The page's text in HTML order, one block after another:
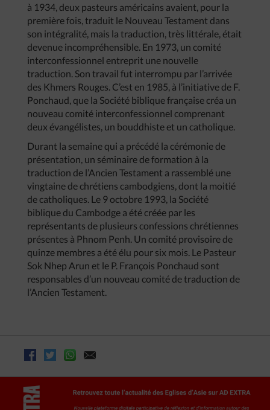
à 1934, deux pasteurs américains avaient, pour la
première fois, traduit le Nouveau Testament dans
son intégralité, mais la traduction, très littérale, était
devenue incompréhensible. En 1973, un comité
interconfessionnel entreprit une nouvelle
traduction. Son travail fut interrompu par l’arrivée
des Khmers Rouges. C’est en 1985, à l’initiative de F.
Ponchaud, que la Société biblique française créa un
nouveau comité interconfessionnel comprenant
deux évangélistes, un bouddhiste et un catholique.
Durant la semaine qui a précédé la cérémonie de
présentation, un séminaire de formation à la
traduction de l’Ancien Testament a rassemblé une
vingtaine de chrétiens cambodgiens, dont la moitié
de catholiques. Le 9 octobre 1993, la Société
biblique du Cambodge a été créée par les
représentants de plusieurs confessions chrétiennes
présentes à Phnom Penh. Un comité provisoire de
quinze membres a été élu pour six mois. Le Pasteur
Sok Nhep Arun et le P. François Ponchaud sont
responsables d’un nouveau comité de traduction de
l’Ancien Testament.